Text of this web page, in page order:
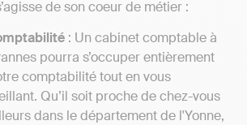
de son coeur de métier :
: Un cabinet comptable à
pourra s’occuper entièrement
comptabilité tout en vous
Qu’il soit proche de chez-vous
dans le département de l'Yonne,